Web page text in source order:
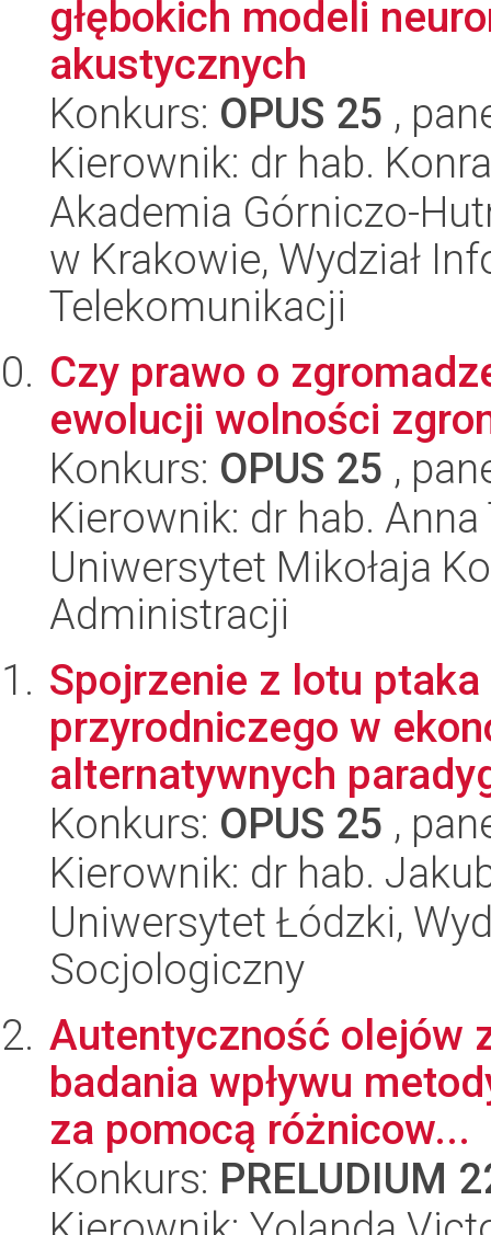
głębokich modeli
akustycznych
Konkurs: OPUS 25 ,
Kierownik: dr hab.
Akademia Górniczo-
w Krakowie, Wydział
Telekomunikacji
Czy prawo o
ewolucji wolności
Konkurs: OPUS 25 ,
Kierownik: dr hab.
Uniwersytet Mikołaja
Administracji
Spojrzenie z lotu
przyrodniczego w
alternatywnych
Konkurs: OPUS 25 ,
Kierownik: dr hab.
Uniwersytet Łódzki,
Socjologiczny
Autentyczność olejów
badania wpływu
za pomocą różnicow...
Konkurs: PRELUDIUM